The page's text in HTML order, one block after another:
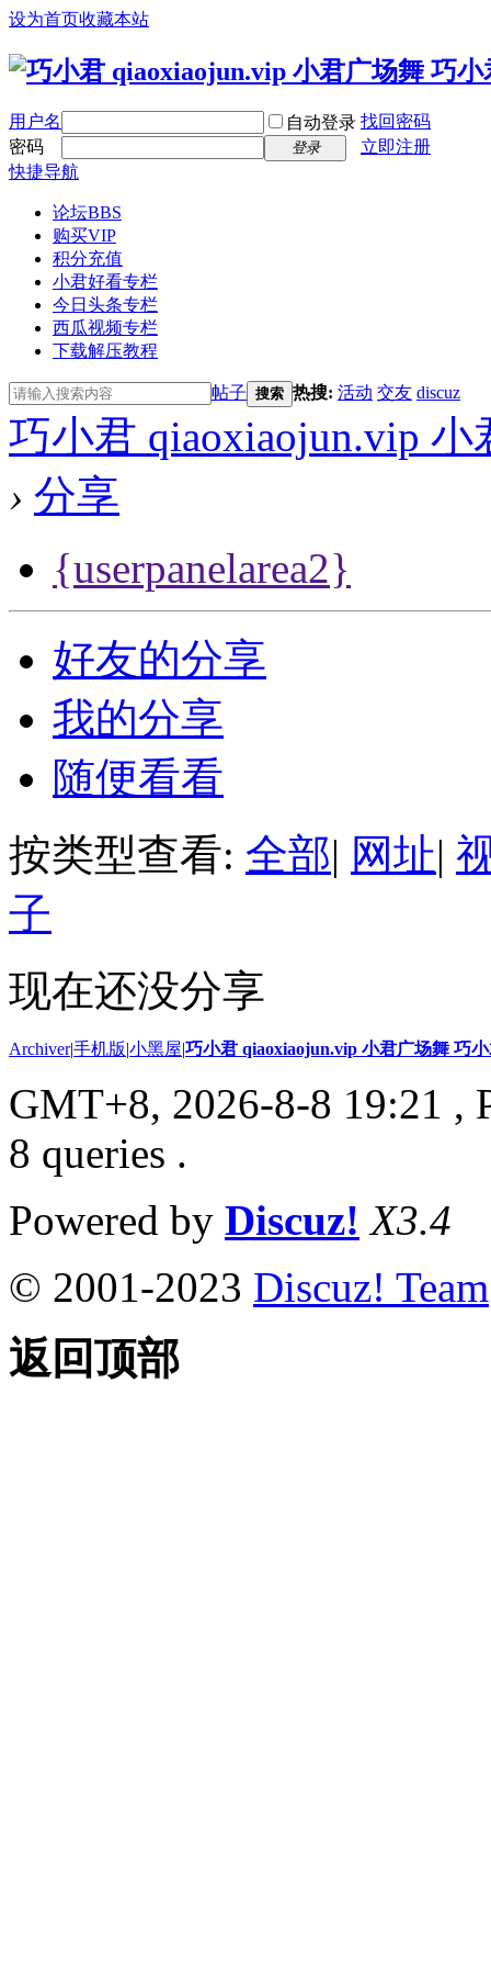
设为首页收藏本站
用户名 自动登录 找回密码
密码
登录
立即注册
快捷导航
论坛BBS
购买VIP
积分充值
小君好看专栏
今日头条专栏
西瓜视频专栏
下载解压教程
帖子 搜索 热搜: 活动 交友 discuz
巧小君 qiaoxiaojun.vip
› 分享
{userpanelarea2}
好友的分享
我的分享
随便看看
按类型查看: 全部| 网址|
子
现在还没分享
Archiver|手机版|小黑屋|巧小君 qiaoxiaojun.vip 小君广场舞 巧
GMT+8, 2026-8-8 19:21 ,
8 queries .
Powered by Discuz! X3.4
© 2001-2023 Discuz! Team
返回顶部